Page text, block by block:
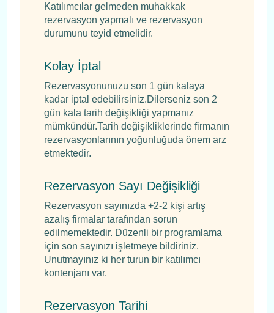
Katılımcılar gelmeden muhakkak
rezervasyon yapmalı ve rezervasyon
durumunu teyid etmelidir.
Kolay İptal
Rezervasyonunuzu son 1 gün kalaya
kadar iptal edebilirsiniz.Dilerseniz son 2
gün kala tarih değişikliği yapmanız
mümkündür.Tarih değişikliklerinde firmanın
rezervasyonlarının yoğunluğuda önem arz
etmektedir.
Rezervasyon Sayı Değişikliği
Rezervasyon sayınızda +2-2 kişi artış
azalış firmalar tarafından sorun
edilmemektedir. Düzenli bir programlama
için son sayınızı işletmeye bildiriniz.
Unutmayınız ki her turun bir katılımcı
kontenjanı var.
Rezervasyon Tarihi